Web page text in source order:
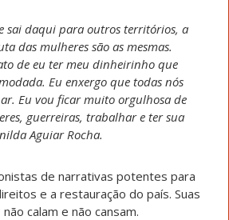
sai daqui para outros territórios, a
das mulheres são as mesmas.
de eu ter meu dinheirinho que
Eu enxergo que todas nós
Eu vou ficar muito orgulhosa de
guerreiras, trabalhar e ter sua
Aguiar Rocha.
de narrativas potentes para
e a restauração do país. Suas
calam e não cansam.